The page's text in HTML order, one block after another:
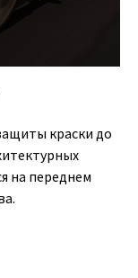
краски до
на переднем